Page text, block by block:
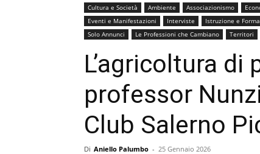
Cultura e Società Ambiente Associazionismo
Eventi e Manifestazioni
Interviste Istruzione e
Solo Annunci
Le Professioni che Cambiano Territori
L’agricoltura di
professor
Club Salerno
Di Aniello Palumbo - 25 Gennaio 2026